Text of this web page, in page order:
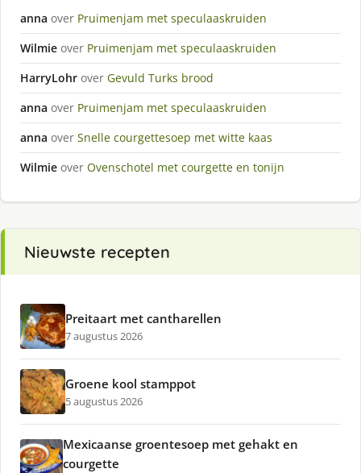
anna over Pruimenjam met speculaaskruiden
Wilmie over Pruimenjam met speculaaskruiden
HarryLohr over Gevuld Turks brood
anna over Pruimenjam met speculaaskruiden
anna over Snelle courgettesoep met witte kaas
Wilmie over Ovenschotel met courgette en tonijn
Nieuwste recepten
Preitaart met cantharellen
7 augustus 2026
Groene kool stamppot
5 augustus 2026
Mexicaanse groentesoep met gehakt en
courgette